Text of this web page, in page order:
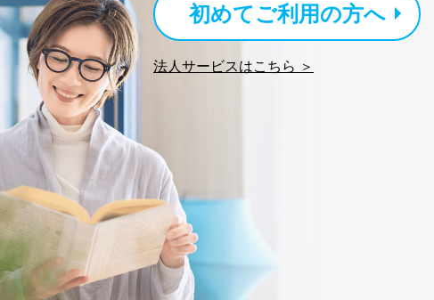
当社は以下の個人情報保護管理者
いたします。
個人情報保護管理者: 経営管理グ
当社が取り扱う開示対象個人情報
初めてご利用の方へ
法人サービスはこちら ＞